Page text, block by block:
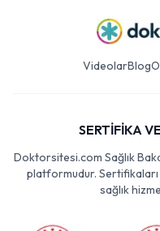
VideolarBlog
SERTİFİKA
Doktorsitesi.com Sağlık
platformudur. Sertifikaları
sağlık